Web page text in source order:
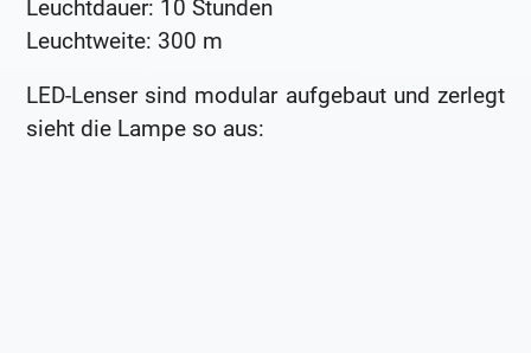
Leuchtdauer: 10 Stunden
Leuchtweite: 300 m
LED-Lenser sind modular aufgebaut und zerlegt
sieht die Lampe so aus: